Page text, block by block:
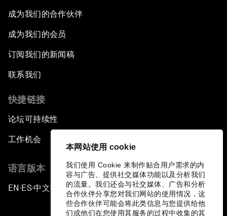
本网站使用 cookie
我们使用 Cookie 来制作贴合用户需求的内
容与广告、提供社交媒体功能以及分析我们
的流量。我们还会与社交媒体、广告和分析
合作伙伴分享您对我们网站的使用情况，这
些合作伙伴可能会将此类信息与您提供给他
们或他们在您使用其服务的过程中收集的其
成为我们的合作伙伴
成为我们的会员
订阅我们的新闻稿
联系我们
快捷链接
论坛可持续性
工作机会
语言版本
EN ▪ES▪中文▪ 日本語